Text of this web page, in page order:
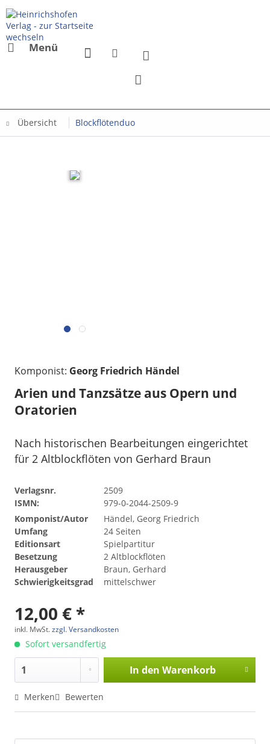
Menü
Übersicht Blockflötenduo
Komponist: Georg Friedrich Händel
Arien und Tanzsätze aus Opern und
Oratorien
Nach historischen Bearbeitungen eingerichtet
für 2 Altblockflöten von Gerhard Braun
Verlagsnr.
2509
ISMN:
979-0-2044-2509-9
Komponist/Autor
Händel, Georg Friedrich
Umfang
24 Seiten
Editionsart
Spielpartitur
Besetzung
2 Altblockflöten
Herausgeber
Braun, Gerhard
Schwierigkeitsgrad
mittelschwer
12,00 € *
inkl. MwSt.zzgl. Versandkosten
Sofort versandfertig
In den Warenkorb
Merken Bewerten